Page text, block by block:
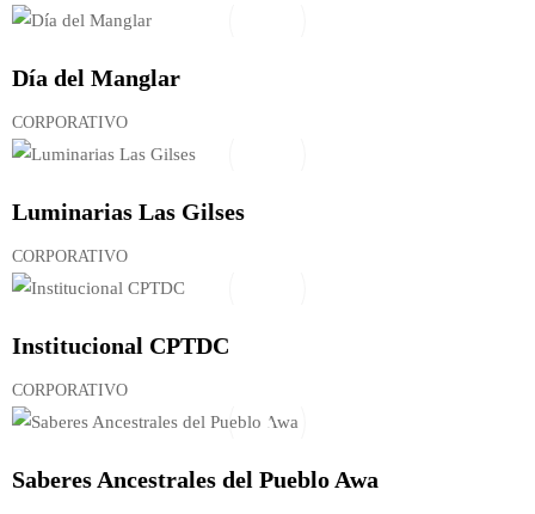
Día del Manglar
CORPORATIVO
Luminarias Las Gilses
CORPORATIVO
Institucional CPTDC
CORPORATIVO
Saberes Ancestrales del Pueblo Awa